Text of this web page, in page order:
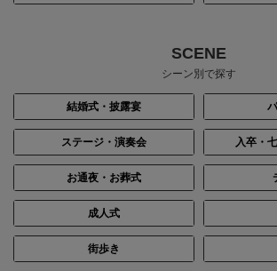
身長：166cm
身長：152cm
SCENE
シーン別で探す
結婚式・披露宴
ステージ・演奏会 入卒・
お通夜・お葬式
成人式
街歩き